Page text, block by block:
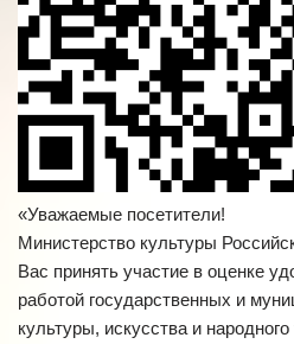
«Уважаемые посетители!
Министерство культуры
Вас принять участие в оценке
работой государственных и
культуры, искусства и народного